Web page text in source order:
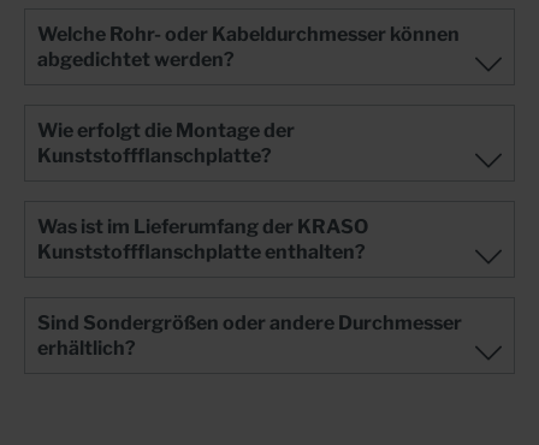
Welche Rohr- oder Kabeldurchmesser können
abgedichtet werden?
Wie erfolgt die Montage der
Kunststoffflanschplatte?
Was ist im Lieferumfang der KRASO
Kunststoffflanschplatte enthalten?
Sind Sondergrößen oder andere Durchmesser
erhältlich?